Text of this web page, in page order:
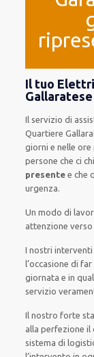
Il tuo
Gallaratese
Il servizio di
Quartiere
giorni e nelle ore
persone che ci
presente e che
urgenza.
Un modo di
attenzione
I nostri interventi
l’occasione di far
giornata e in
servizio
Il nostro forte
alla perfezione il
sistema di